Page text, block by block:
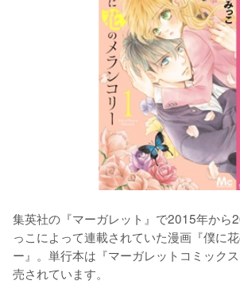
集英社の『マーガレット』で2015年から
っこによって連載されていた漫画『僕に
ー』。単行本は『マーガレットコミック
売されています。